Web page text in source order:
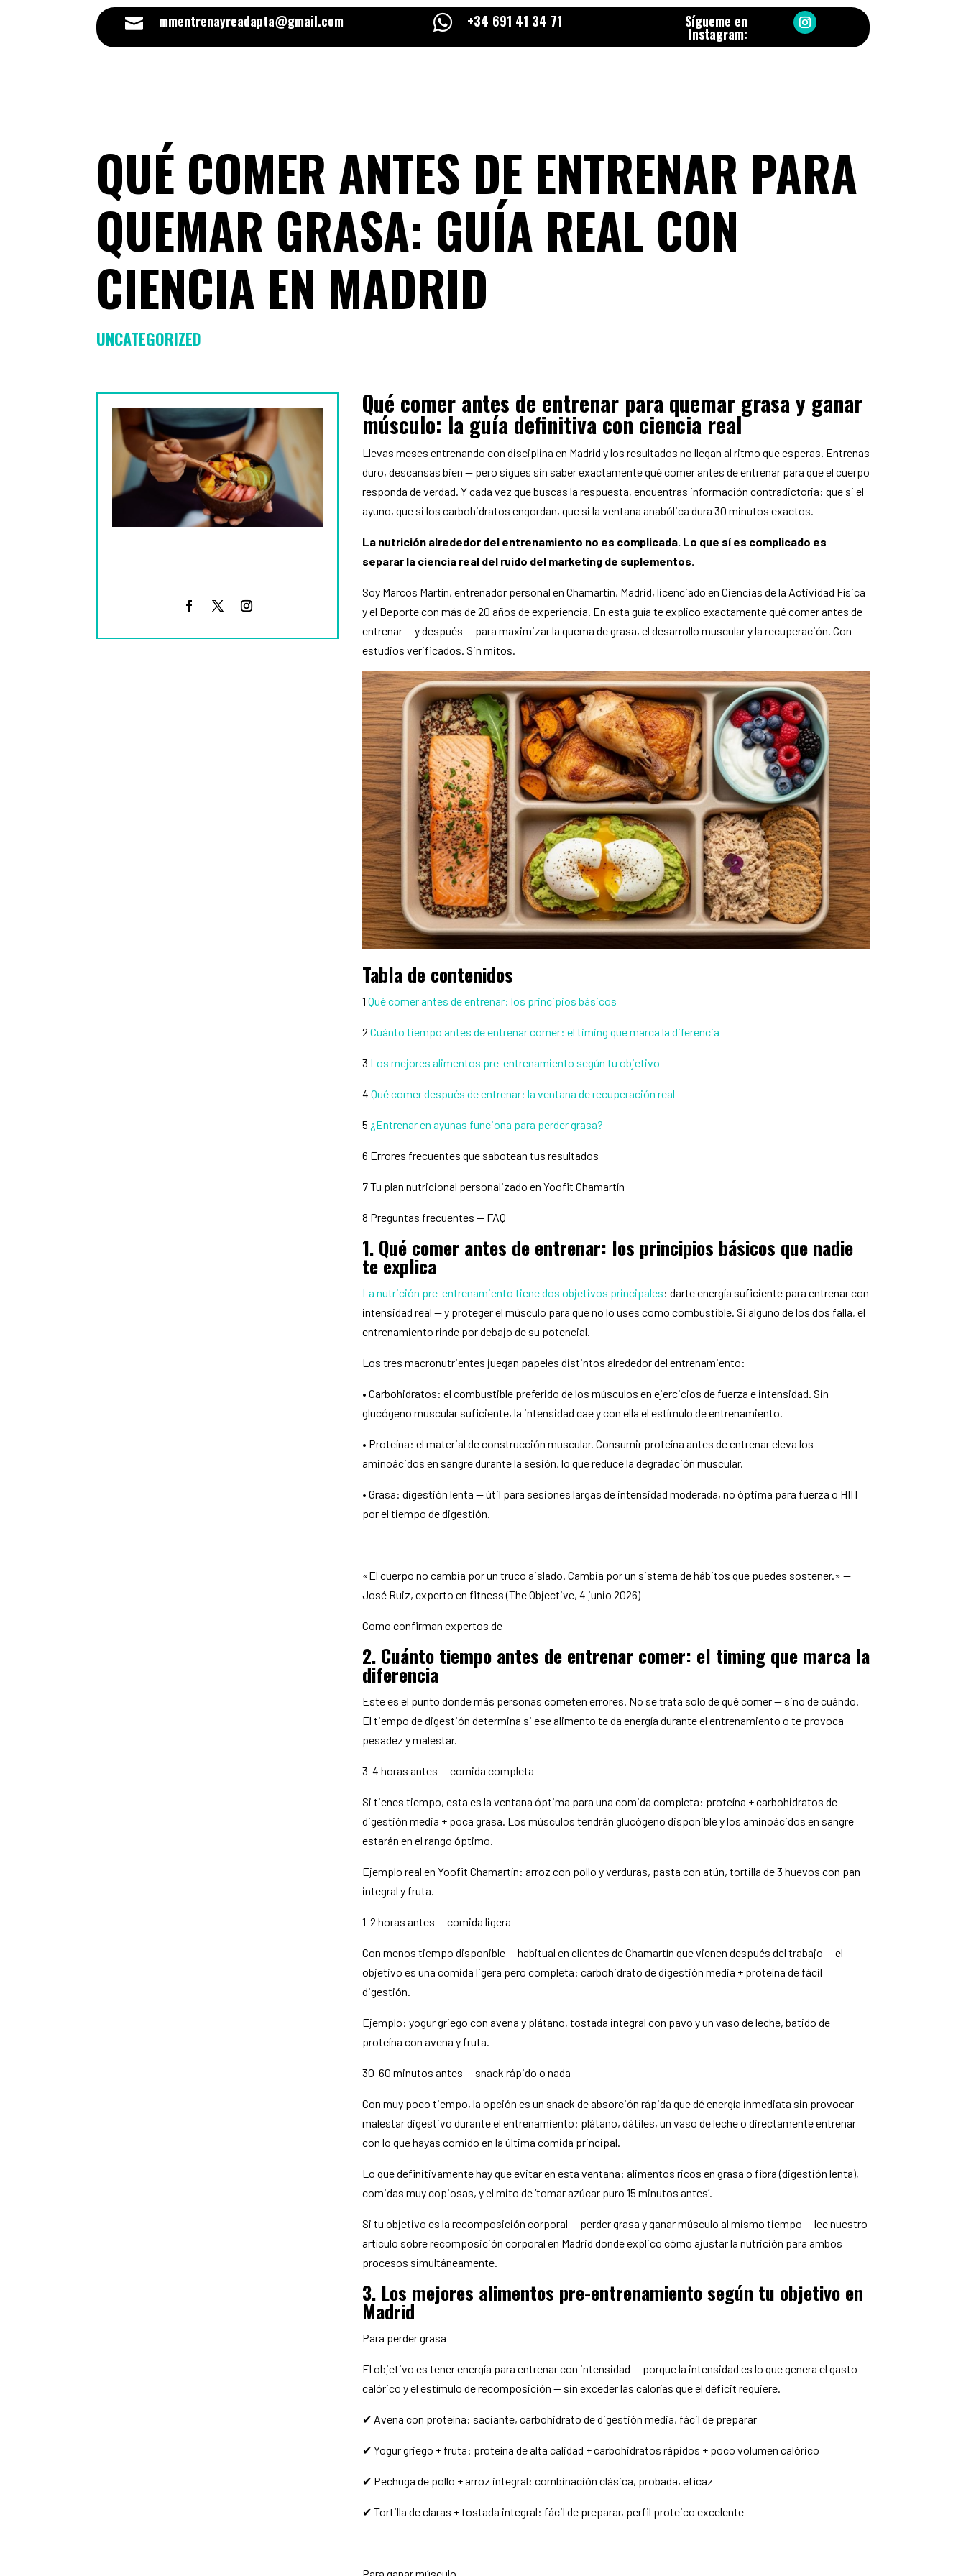
 mmentrenayreadapta@gmail.com  +34 691 41 34 71 Sígueme en
Instagram:
QUÉ COMER ANTES DE ENTRENAR PARA
QUEMAR GRASA: GUÍA REAL CON
CIENCIA EN MADRID
UNCATEGORIZED
Qué comer antes de entrenar para quemar grasa y ganar
músculo: la guía definitiva con ciencia real
Llevas meses entrenando con disciplina en Madrid y los resultados no llegan al ritmo que esperas. Entrenas
duro, descansas bien — pero sigues sin saber exactamente qué comer antes de entrenar para que el cuerpo
responda de verdad. Y cada vez que buscas la respuesta, encuentras información contradictoria: que si el
ayuno, que si los carbohidratos engordan, que si la ventana anabólica dura 30 minutos exactos.
La nutrición alrededor del entrenamiento no es complicada. Lo que sí es complicado es
separar la ciencia real del ruido del marketing de suplementos.
Soy Marcos Martín, entrenador personal en Chamartín, Madrid, licenciado en Ciencias de la Actividad Física
y el Deporte con más de 20 años de experiencia. En esta guía te explico exactamente qué comer antes de
entrenar — y después — para maximizar la quema de grasa, el desarrollo muscular y la recuperación. Con
estudios verificados. Sin mitos.
Tabla de contenidos
1 Qué comer antes de entrenar: los principios básicos
2 Cuánto tiempo antes de entrenar comer: el timing que marca la diferencia
3 Los mejores alimentos pre-entrenamiento según tu objetivo
4 Qué comer después de entrenar: la ventana de recuperación real
5 ¿Entrenar en ayunas funciona para perder grasa?
6 Errores frecuentes que sabotean tus resultados
7 Tu plan nutricional personalizado en Yoofit Chamartín
8 Preguntas frecuentes — FAQ
1. Qué comer antes de entrenar: los principios básicos que nadie
te explica
La nutrición pre-entrenamiento tiene dos objetivos principales: darte energía suficiente para entrenar con
intensidad real — y proteger el músculo para que no lo uses como combustible. Si alguno de los dos falla, el
entrenamiento rinde por debajo de su potencial.
Los tres macronutrientes juegan papeles distintos alrededor del entrenamiento:
• Carbohidratos: el combustible preferido de los músculos en ejercicios de fuerza e intensidad. Sin
glucógeno muscular suficiente, la intensidad cae y con ella el estímulo de entrenamiento.
• Proteína: el material de construcción muscular. Consumir proteína antes de entrenar eleva los
aminoácidos en sangre durante la sesión, lo que reduce la degradación muscular.
• Grasa: digestión lenta — útil para sesiones largas de intensidad moderada, no óptima para fuerza o HIIT
por el tiempo de digestión.
«El cuerpo no cambia por un truco aislado. Cambia por un sistema de hábitos que puedes sostener.» —
José Ruiz, experto en fitness (The Objective, 4 junio 2026)
Como confirman expertos de
2. Cuánto tiempo antes de entrenar comer: el timing que marca la
diferencia
Este es el punto donde más personas cometen errores. No se trata solo de qué comer — sino de cuándo.
El tiempo de digestión determina si ese alimento te da energía durante el entrenamiento o te provoca
pesadez y malestar.
3-4 horas antes — comida completa
Si tienes tiempo, esta es la ventana óptima para una comida completa: proteína + carbohidratos de
digestión media + poca grasa. Los músculos tendrán glucógeno disponible y los aminoácidos en sangre
estarán en el rango óptimo.
Ejemplo real en Yoofit Chamartín: arroz con pollo y verduras, pasta con atún, tortilla de 3 huevos con pan
integral y fruta.
1-2 horas antes — comida ligera
Con menos tiempo disponible — habitual en clientes de Chamartín que vienen después del trabajo — el
objetivo es una comida ligera pero completa: carbohidrato de digestión media + proteína de fácil
digestión.
Ejemplo: yogur griego con avena y plátano, tostada integral con pavo y un vaso de leche, batido de
proteína con avena y fruta.
30-60 minutos antes — snack rápido o nada
Con muy poco tiempo, la opción es un snack de absorción rápida que dé energía inmediata sin provocar
malestar digestivo durante el entrenamiento: plátano, dátiles, un vaso de leche o directamente entrenar
con lo que hayas comido en la última comida principal.
Lo que definitivamente hay que evitar en esta ventana: alimentos ricos en grasa o fibra (digestión lenta),
comidas muy copiosas, y el mito de ‘tomar azúcar puro 15 minutos antes’.
Si tu objetivo es la recomposición corporal — perder grasa y ganar músculo al mismo tiempo — lee nuestro
artículo sobre recomposición corporal en Madrid donde explico cómo ajustar la nutrición para ambos
procesos simultáneamente.
3. Los mejores alimentos pre-entrenamiento según tu objetivo en
Madrid
Para perder grasa
El objetivo es tener energía para entrenar con intensidad — porque la intensidad es lo que genera el gasto
calórico y el estímulo de recomposición — sin exceder las calorías que el déficit requiere.
✔ Avena con proteína: saciante, carbohidrato de digestión media, fácil de preparar
✔ Yogur griego + fruta: proteína de alta calidad + carbohidratos rápidos + poco volumen calórico
✔ Pechuga de pollo + arroz integral: combinación clásica, probada, eficaz
✔ Tortilla de claras + tostada integral: fácil de preparar, perfil proteico excelente
Para ganar músculo